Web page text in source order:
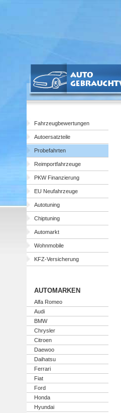
Fahrzeugbewertungen
Autoersatzteile
Probefahrten
Reimportfahrzeuge
PKW Finanzierung
EU Neufahrzeuge
Autotuning
Chiptuning
Automarkt
Wohnmobile
KFZ-Versicherung
AUTOMARKEN
Alfa Romeo
Audi
BMW
Chrysler
Citroen
Daewoo
Daihatsu
Ferrari
Fiat
Ford
Honda
Hyundai